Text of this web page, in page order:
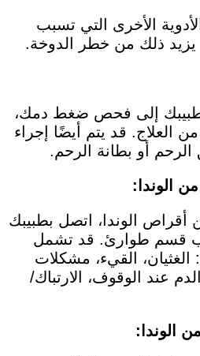
الأخرى التي تسبب
ذلك من خطر الدوخة.
طبيبك إلى فحص ضغط دمك،
العلاج. قد يتم أيضًا إجراء
الرحم أو بطانة الرحم.
الوندا:
أقراص الوندا، اتصل بطبيبك
قسم طوارئ. قد تشمل
الغثيان، القيء، مشكلات
عند الوقوف، الارتباك/
الوندا: